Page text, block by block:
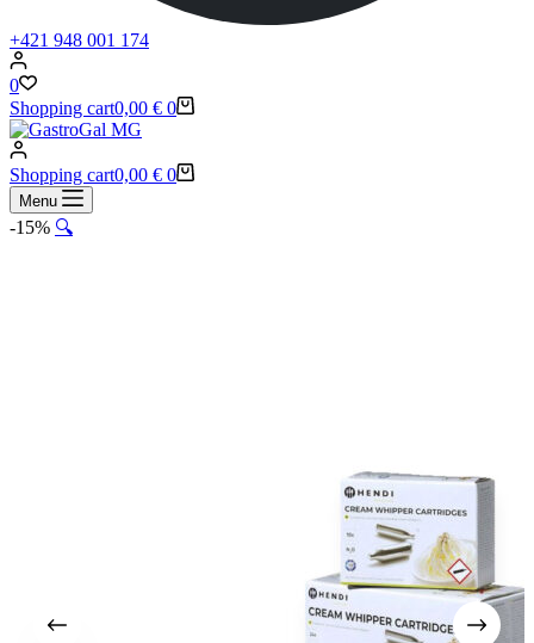
+421 948 001 174
0
Shopping cart0,00 € 0
Shopping cart0,00 € 0
Menu
-15% 🔍